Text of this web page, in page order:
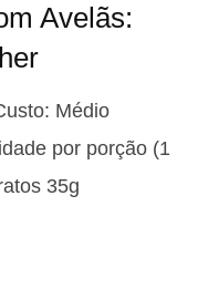
Avelãs:
Médio
por porção (1
35g